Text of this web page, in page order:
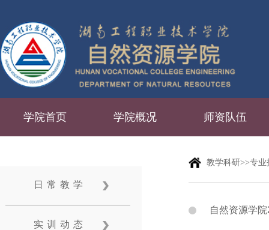
学院首页 学院概况 师资队伍
日常教学
实训动态
教学科研>>专
自然资源学